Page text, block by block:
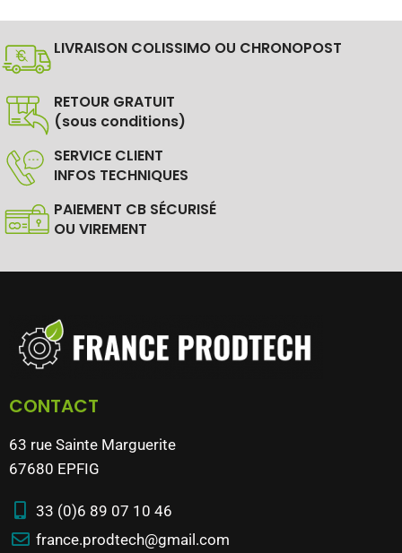
LIVRAISON COLISSIMO OU CHRONOPOST
RETOUR GRATUIT
(sous conditions)
SERVICE CLIENT
INFOS TECHNIQUES
PAIEMENT CB SÉCURISÉ
OU VIREMENT
CONTACT
63 rue Sainte Marguerite
67680 EPFIG
33 (0)6 89 07 10 46
france.prodtech@gmail.com